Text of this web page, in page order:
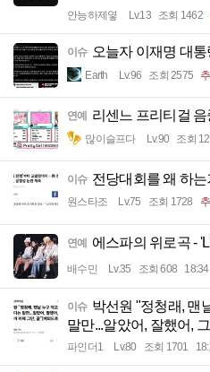
안능하제옇 Lv.13 조회 1462
이슈 오늘자 이재명 대통
Earth Lv.96 조회 2575
연예 리센느 프리티걸 음
많이슬프다 Lv.90 조회
이슈 전당대회를 왜 하
원스타조 Lv.75 조회 1728
연예 에스파의 위로곡 -
배수민 Lv.35 조회 608 18:34
이슈 박선원 "정청래, 맨
말만...알았어, 잘했어,
파인더1 Lv.80 조회 1701